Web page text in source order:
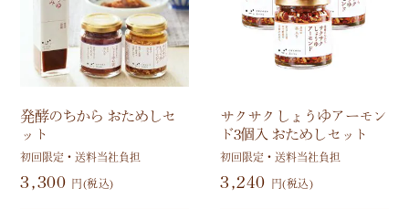
発酵のちから おためしセ
ット
初回限定・送料当社負担
3,300 円(税込)
サクサクしょうゆアーモン
ド3個入 おためしセット
初回限定・送料当社負担
3,240 円(税込)